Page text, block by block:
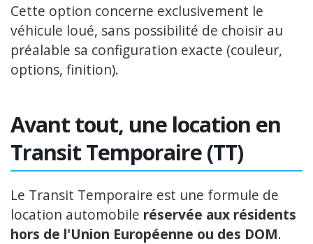
Cette option concerne exclusivement le
véhicule loué, sans possibilité de choisir au
préalable sa configuration exacte (couleur,
options, finition).
Avant tout, une location en
Transit Temporaire (TT)
Le Transit Temporaire est une formule de
location automobile réservée aux résidents
hors de l'Union Européenne ou des DOM.